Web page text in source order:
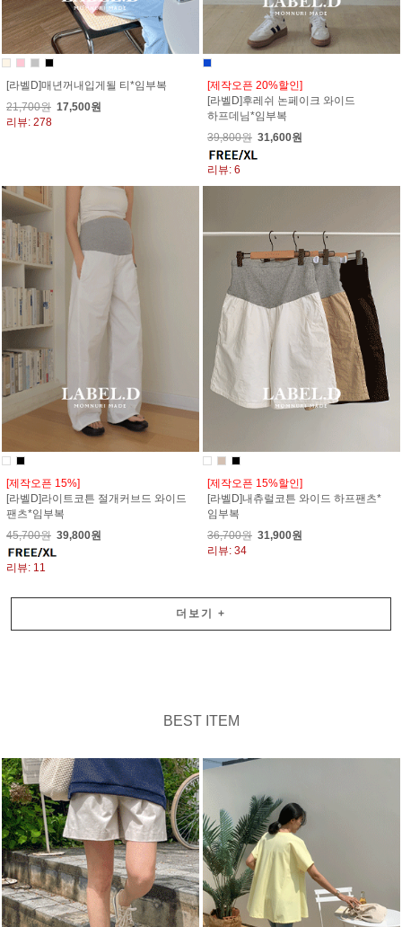
[라벨D]매년꺼내입게될 티*임부복
21,700원 17,500원
리뷰: 278
[제작오픈 20%할인]
[라벨D]후레쉬 논페이크 와이드
하프데님*임부복
39,800원 31,600원
리뷰: 6
[제작오픈 15%]
[라벨D]라이트코튼 절개커브드 와이드
팬츠*임부복
45,700원 39,800원
리뷰: 11
[제작오픈 15%할인]
[라벨D]내츄럴코튼 와이드 하프팬츠*
임부복
36,700원 31,900원
리뷰: 34
더보기 +
BEST ITEM